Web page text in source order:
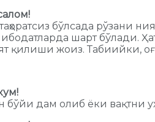
бўлсада рўзани
шарт бўлади.
қилиши жоиз. Табиийки,
бўйи дам олиб ёки вақтни